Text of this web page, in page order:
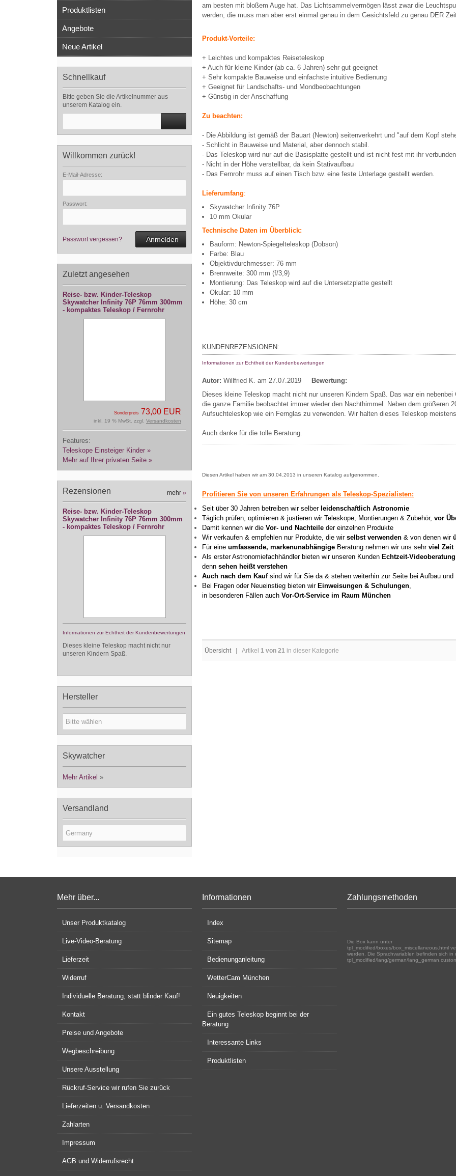
am besten mit bloßem Auge hat. Das Lichtsammelvermögen lässt zwar die
werden, die muss man aber erst einmal genau in dem Gesichtsfeld zu genau DER
Produkt-Vorteile:
+ Leichtes und kompaktes Reiseteleskop
+ Auch für kleine Kinder (ab ca. 6 Jahren) sehr gut geeignet
+ Sehr kompakte Bauweise und einfachste intuitive Bedienung
+ Geeignet für Landschafts- und Mondbeobachtungen
+ Günstig in der Anschaffung
Zu beachten:
- Die Abbildung ist gemäß der Bauart (Newton) seitenverkehrt und "auf dem Kopf
- Schlicht in Bauweise und Material, aber dennoch stabil.
- Das Teleskop wird nur auf die Basisplatte gestellt und ist nicht fest mit ihr verbunden
- Nicht in der Höhe verstellbar, da kein Stativaufbau
- Das Fernrohr muss auf einen Tisch bzw. eine feste Unterlage gestellt werden.
Lieferumfang:
Skywatcher Infinity 76P
10 mm Okular
Technische Daten im Überblick:
Bauform: Newton-Spiegelteleskop (Dobson)
Farbe: Blau
Objektivdurchmesser: 76 mm
Brennweite: 300 mm (f/3,9)
Montierung: Das Teleskop wird auf die Untersetzplatte gestellt
Okular: 10 mm
Höhe: 30 cm
KUNDENREZENSIONEN:
Informationen zur Echtheit der Kundenbewertungen
Autor: Willfried K. am 27.07.2019 Bewertung:
Dieses kleine Teleskop macht nicht nur unseren Kindern Spaß. Das war ein
die ganze Familie beobachtet immer wieder den Nachthimmel. Neben dem größeren
Aufsuchteleskop wie ein Fernglas zu verwenden. Wir halten dieses Teleskop
Auch danke für die tolle Beratung.
Diesen Artikel haben wir am 30.04.2013 in unseren Katalog aufgenommen.
Profitieren Sie von unseren Erfahrungen als Teleskop-Spezialisten:
Seit über 30 Jahren betreiben wir selber leidenschaftlich Astronomie
Täglich prüfen, optimieren & justieren wir Teleskope, Montierungen & Zubehör, vor
Damit kennen wir die Vor- und Nachteile der einzelnen Produkte
Wir verkaufen & empfehlen nur Produkte, die wir selbst verwenden & von denen wir
Für eine umfassende, markenunabhängige Beratung nehmen wir uns sehr viel Zeit
Als erster Astronomiefachhändler bieten wir unseren Kunden Echtzeit-Videoberatung
denn sehen heißt verstehen
Auch nach dem Kaufsind wir für Sie da & stehen weiterhin zur Seite bei Aufbau und
Bei Fragen oder Neueinstieg bieten wir Einweisungen & Schulungen
in besonderen Fällen auch Vor-Ort-Service im Raum München
Übersicht | Artikel 1 von 21 in dieser Kategorie
Produktlisten
Angebote
Neue Artikel
Schnellkauf
Bitte geben Sie die Artikelnummer aus
unserem Katalog ein.
Willkommen zurück!
E-Mail-Adresse:
Passwort:
Passwort vergessen? Anmelden
Zuletzt angesehen
Reise- bzw. Kinder-Teleskop
Skywatcher Infinity 76P 76mm 300mm
- kompaktes Teleskop / Fernrohr
Sonderpreis 73,00 EUR
inkl. 19 % MwSt. zzgl. Versandkosten
Features:
Teleskope Einsteiger Kinder »
Mehr auf Ihrer privaten Seite »
Rezensionen mehr »
Reise- bzw. Kinder-Teleskop
Skywatcher Infinity 76P 76mm 300mm
- kompaktes Teleskop / Fernrohr
Informationen zur Echtheit der Kundenbewertungen
Dieses kleine Teleskop macht nicht nur
unseren Kindern Spaß.
Hersteller
Skywatcher
Mehr Artikel »
Versandland
Mehr über...
Unser Produktkatalog
Live-Video-Beratung
Lieferzeit
Widerruf
Individuelle Beratung, statt blinder Kauf!
Kontakt
Preise und Angebote
Wegbeschreibung
Unsere Ausstellung
Rückruf-Service wir rufen Sie zurück
Lieferzeiten u. Versandkosten
Zahlarten
Impressum
AGB und Widerrufsrecht
Informationen
Index
Sitemap
Bedienunganleitung
WetterCam München
Neuigkeiten
Ein gutes Teleskop beginnt bei der
Beratung
Interessante Links
Produktlisten
Zahlungsmethoden
Die Box kann unter
tpl_modified/boxes/box_miscellaneous.html
werden. Die Sprachvariablen befinden sich in
tpl_modified/lang/german/